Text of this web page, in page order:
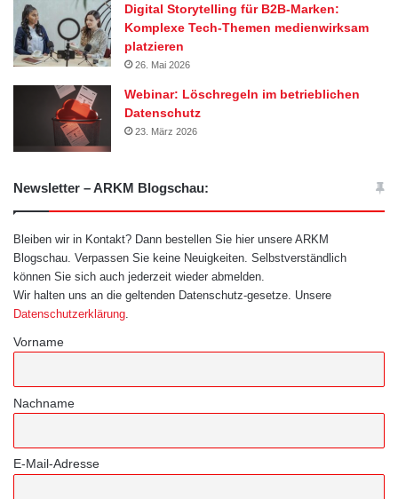
Digital Storytelling für B2B-Marken:
Komplexe Tech-Themen medienwirksam
platzieren
26. Mai 2026
Webinar: Löschregeln im betrieblichen
Datenschutz
23. März 2026
Newsletter – ARKM Blogschau:
Bleiben wir in Kontakt? Dann bestellen Sie hier unsere ARKM
Blogschau. Verpassen Sie keine Neuigkeiten. Selbstverständlich
können Sie sich auch jederzeit wieder abmelden.
Wir halten uns an die geltenden Datenschutz-gesetze. Unsere
Datenschutzerklärung
Vorname
Nachname
E-Mail-Adresse